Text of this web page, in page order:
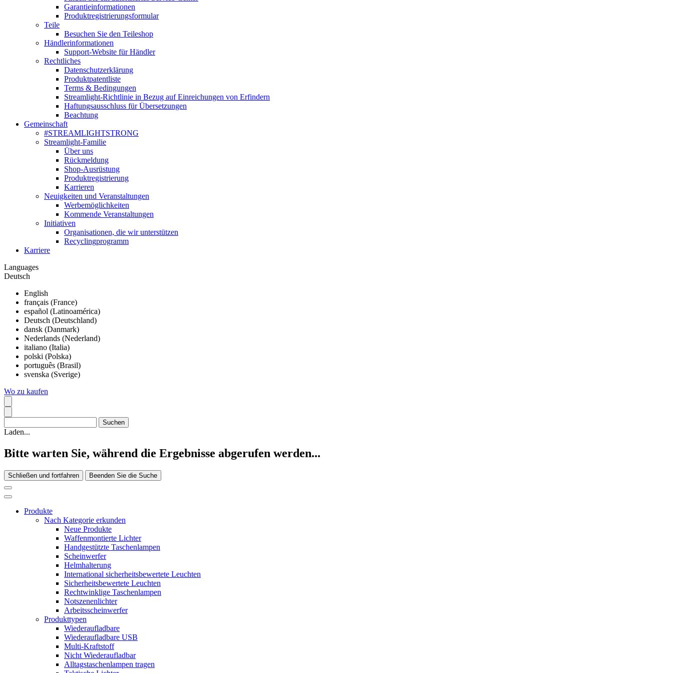
Garantieinformationen
Produktregistrierungsformular
Teile
Besuchen Sie den Teileshop
Händlerinformationen
Support-Website für Händler
Rechtliches
Datenschutzerklärung
Produktpatentliste
Terms & Bedingungen
Streamlight-Richtlinie in Bezug auf Einreichungen von Erfindern
Haftungsausschluss für Übersetzungen
Beachtung
Gemeinschaft
#STREAMLIGHTSTRONG
Streamlight-Familie
Über uns
Rückmeldung
Shop-Ausrüstung
Produktregistrierung
Karrieren
Neuigkeiten und Veranstaltungen
Werbemöglichkeiten
Kommende Veranstaltungen
Initiativen
Organisationen, die wir unterstützen
Recyclingprogramm
Karriere
Languages
Deutsch
English
français (France)
español (Latinoamérica)
Deutsch (Deutschland)
dansk (Danmark)
Nederlands (Nederland)
italiano (Italia)
polski (Polska)
português (Brasil)
svenska (Sverige)
Wo zu kaufen
Laden...
Bitte warten Sie, während die Ergebnisse abgerufen werden...
Schließen und fortfahren Beenden Sie die Suche
Produkte
Nach Kategorie erkunden
Neue Produkte
Waffenmontierte Lichter
Handgestützte Taschenlampen
Scheinwerfer
Helmhalterung
International sicherheitsbewertete Leuchten
Sicherheitsbewertete Leuchten
Rechtwinklige Taschenlampen
Notszenenlichter
Arbeitsscheinwerfer
Produkttypen
Wiederaufladbare
Wiederaufladbare USB
Multi-Kraftstoff
Nicht Wiederaufladbar
Alltagstaschenlampen tragen